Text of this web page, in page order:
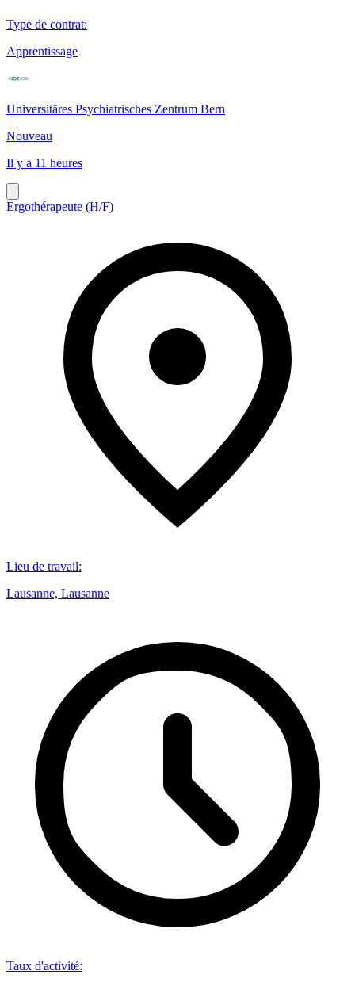
Type de contrat:
Apprentissage
Universitäres Psychiatrisches Zentrum Bern
Nouveau
Il y a 11 heures
Ergothérapeute (H/F)
Lieu de travail:
Lausanne, Lausanne
Taux d'activité: